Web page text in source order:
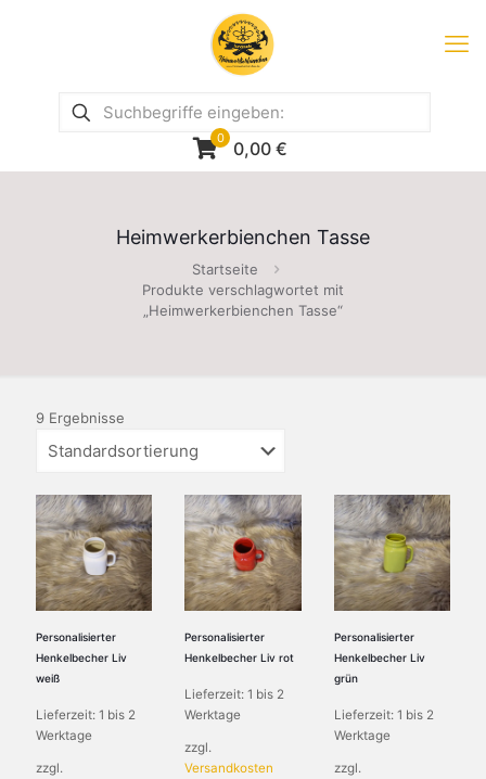
0 0,00 €
Heimwerkerbienchen Tasse
Startseite
Produkte verschlagwortet mit
„Heimwerkerbienchen Tasse“
9 Ergebnisse
Personalisierter
Henkelbecher Liv
weiß
Lieferzeit: 1 bis 2
Werktage
zzgl.
Personalisierter
Henkelbecher Liv rot
Lieferzeit:1 bis 2
Werktage
zzgl.
Versandkosten
Personalisierter
Henkelbecher Liv
grün
Lieferzeit: 1 bis 2
Werktage
zzgl.